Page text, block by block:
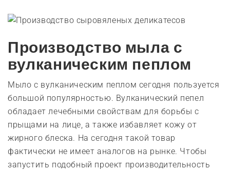
Производство мыла с
вулканическим пеплом
Мыло с вулканическим пеплом сегодня пользуется
большой популярностью. Вулканический пепел
обладает лечебными свойствам для борьбы с
прыщами на лице, а также избавляет кожу от
жирного блеска. На сегодня такой товар
фактически не имеет аналогов на рынке. Чтобы
запустить подобный проект производительность